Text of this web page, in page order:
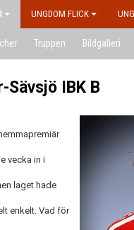
UNGDOM FLICK
Truppen Bildgalleri
Sävsjö IBK B
vecka in i
laget hade
enkelt. Vad för